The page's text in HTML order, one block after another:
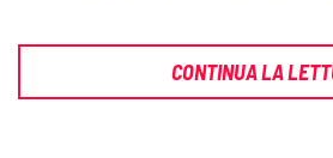
CONTINUA LA